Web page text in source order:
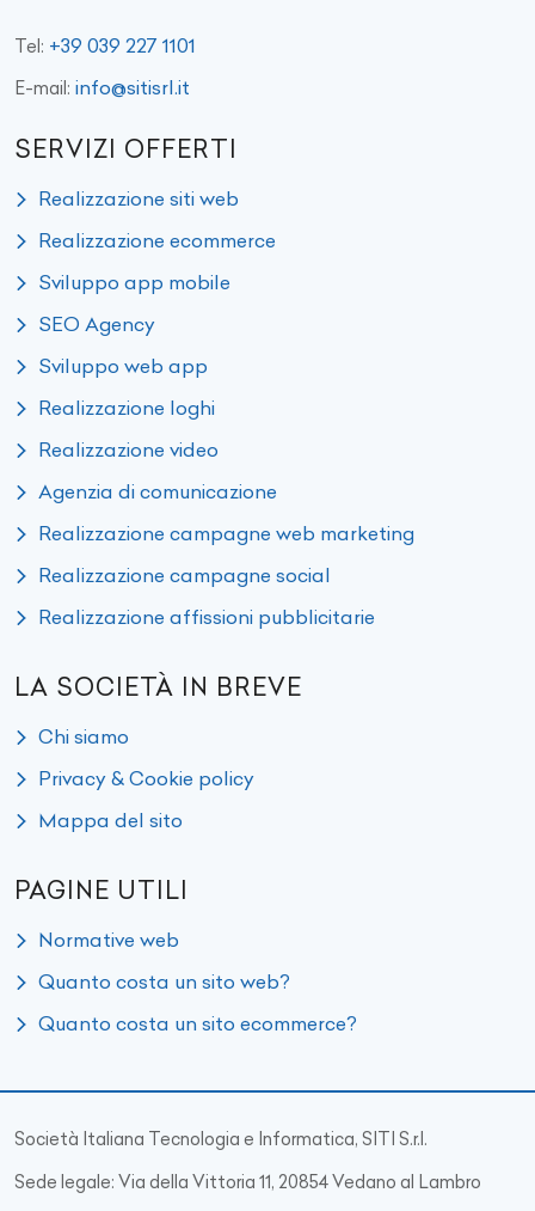
Tel: +39 039 227 1101
E-mail: info@sitisrl.it
SERVIZI OFFERTI
Realizzazione siti web
Realizzazione ecommerce
Sviluppo app mobile
SEO Agency
Sviluppo web app
Realizzazione loghi
Realizzazione video
Agenzia di comunicazione
Realizzazione campagne web marketing
Realizzazione campagne social
Realizzazione affissioni pubblicitarie
LA SOCIETÀ IN BREVE
Chi siamo
Privacy & Cookie policy
Mappa del sito
PAGINE UTILI
Normative web
Quanto costa un sito web?
Quanto costa un sito ecommerce?
Società Italiana Tecnologia e Informatica, SITI S.r.l.
Sede legale: Via della Vittoria 11, 20854 Vedano al Lambro